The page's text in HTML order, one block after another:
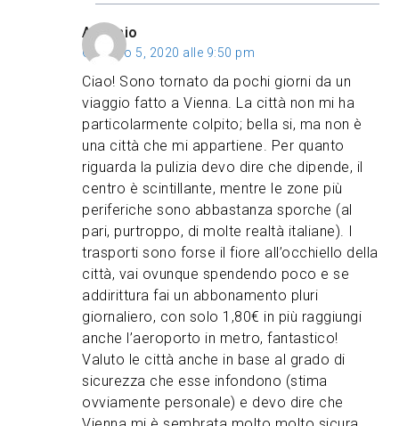
Antonio
Gennaio 5, 2020 alle 9:50 pm
Ciao! Sono tornato da pochi giorni da un
viaggio fatto a Vienna. La città non mi ha
particolarmente colpito; bella si, ma non è
una città che mi appartiene. Per quanto
riguarda la pulizia devo dire che dipende, il
centro è scintillante, mentre le zone più
periferiche sono abbastanza sporche (al
pari, purtroppo, di molte realtà italiane). I
trasporti sono forse il fiore all’occhiello della
città, vai ovunque spendendo poco e se
addirittura fai un abbonamento pluri
giornaliero, con solo 1,80€ in più raggiungi
anche l’aeroporto in metro, fantastico!
Valuto le città anche in base al grado di
sicurezza che esse infondono (stima
ovviamente personale) e devo dire che